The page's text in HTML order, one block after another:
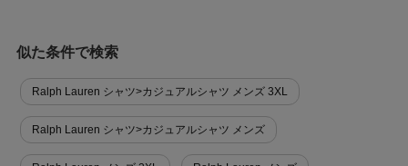
似た条件で検索
Ralph Lauren シャツ>カジュアルシャツ メンズ 3XL
Ralph Lauren シャツ>カジュアルシャツ メンズ